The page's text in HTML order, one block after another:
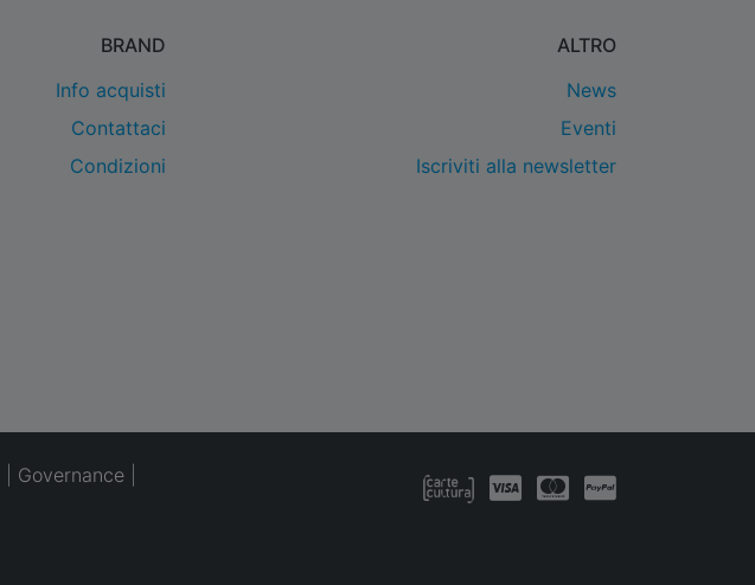
BRAND
Info acquisti
Contattaci
Condizioni
ALTRO
News
Eventi
Iscriviti alla newsletter
Governance